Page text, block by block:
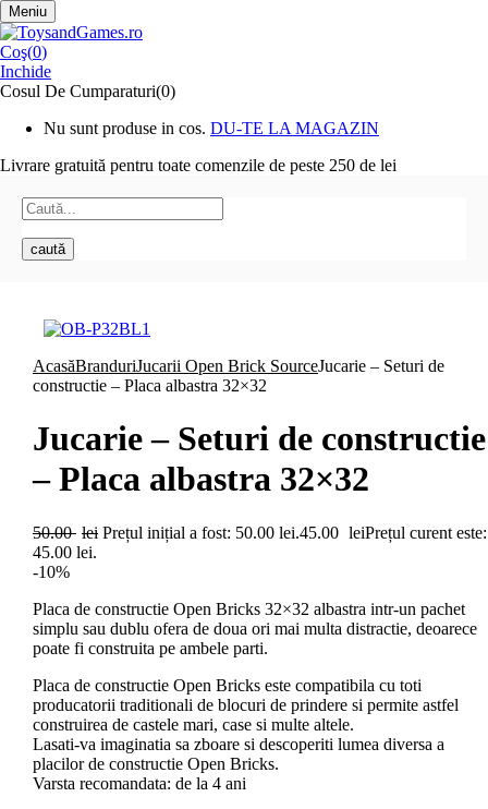
Meniu
Coş(0)
Inchide
Cosul De Cumparaturi(0)
Nu sunt produse in cos. DU-TE LA MAGAZIN
Livrare gratuită pentru toate comenzile de peste 250 de lei
caută
AcasăBranduriJucarii Open Brick SourceJucarie – Seturi de
constructie – Placa albastra 32×32
Jucarie – Seturi de constructie
– Placa albastra 32×32
50.00 lei Prețul inițial a fost: 50.00 lei.45.00 leiPrețul curent este:
45.00 lei.
-10%
Placa de constructie Open Bricks 32×32 albastra intr-un pachet
simplu sau dublu ofera de doua ori mai multa distractie, deoarece
poate fi construita pe ambele parti.
Placa de constructie Open Bricks este compatibila cu toti
producatorii traditionali de blocuri de prindere si permite astfel
construirea de castele mari, case si multe altele.
Lasati-va imaginatia sa zboare si descoperiti lumea diversa a
placilor de constructie Open Bricks.
Varsta recomandata: de la 4 ani